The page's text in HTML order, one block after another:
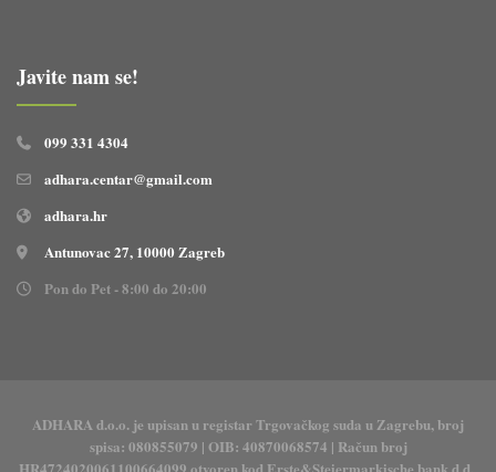
Javite nam se!
099 331 4304
adhara.centar@gmail.com
adhara.hr
Antunovac 27, 10000 Zagreb
Pon do Pet - 8:00 do 20:00
ADHARA d.o.o. je upisan u registar Trgovačkog suda u Zagrebu, broj
spisa: 080855079 | OIB: 40870068574 | Račun broj